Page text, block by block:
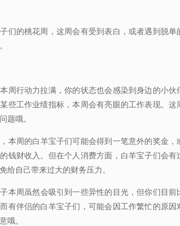
们的桃花周， 这周会有受到表白，或者遇到脱
周行动力拉满，你的状态也会感染到身边的小
些工作业绩指标，本周会有亮眼的工作表现。
题哦。
，本周的白羊宝子们可能会得到一笔意外的奖金
钱财收入。但在个人消费方面，白羊宝子们会
给自己带来过大的财务压力。
本周虽然会吸引到一些异性的目光，但你们目
有伴侣的白羊宝子们，可能会因工作繁忙的原
哦。